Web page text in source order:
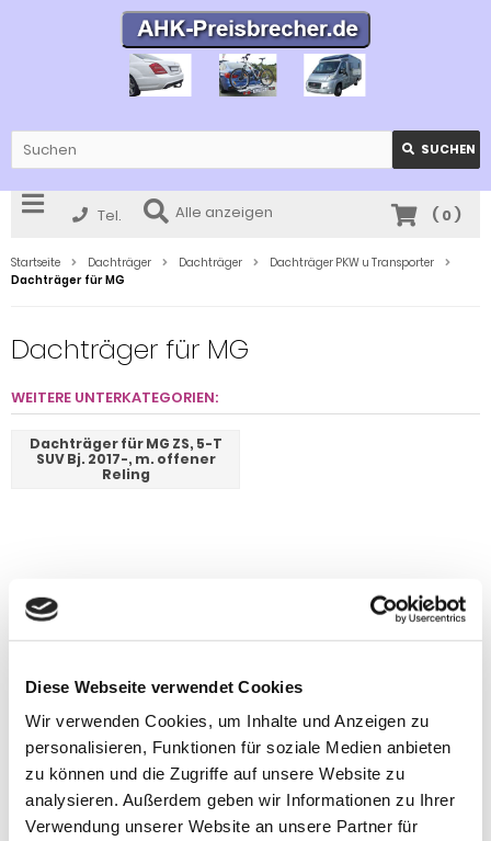
Diese Webseite verwendet Cookies
Wir verwenden Cookies, um Inhalte und Anzeigen zu
personalisieren, Funktionen für soziale Medien anbieten
zu können und die Zugriffe auf unsere Website zu
analysieren. Außerdem geben wir Informationen zu Ihrer
Verwendung unserer Website an unsere Partner für
SUCHEN
Tel. Alle anzeigen ( 0)
Startseite Dachträger Dachträger
Dachträger PKW u Transporter
Dachträger für MG
Dachträger für MG
WEITERE UNTERKATEGORIEN:
Dachträger für MG ZS, 5-T
SUV Bj. 2017-, m. offener
Reling